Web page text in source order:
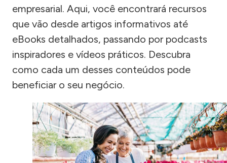
empresarial. Aqui, você encontrará recursos
que vão desde artigos informativos até
eBooks detalhados, passando por podcasts
inspiradores e vídeos práticos. Descubra
como cada um desses conteúdos pode
beneficiar o seu negócio.